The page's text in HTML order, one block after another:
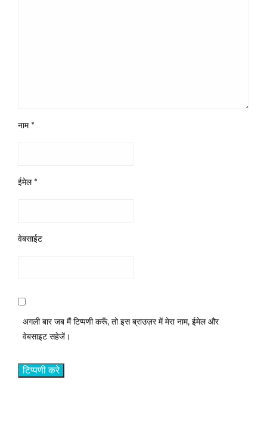
नाम *
ईमेल *
वेबसाईट
अगली बार जब मैं टिप्पणी करूँ, तो इस ब्राउज़र में मेरा नाम, ईमेल और
वेबसाइट सहेजें।